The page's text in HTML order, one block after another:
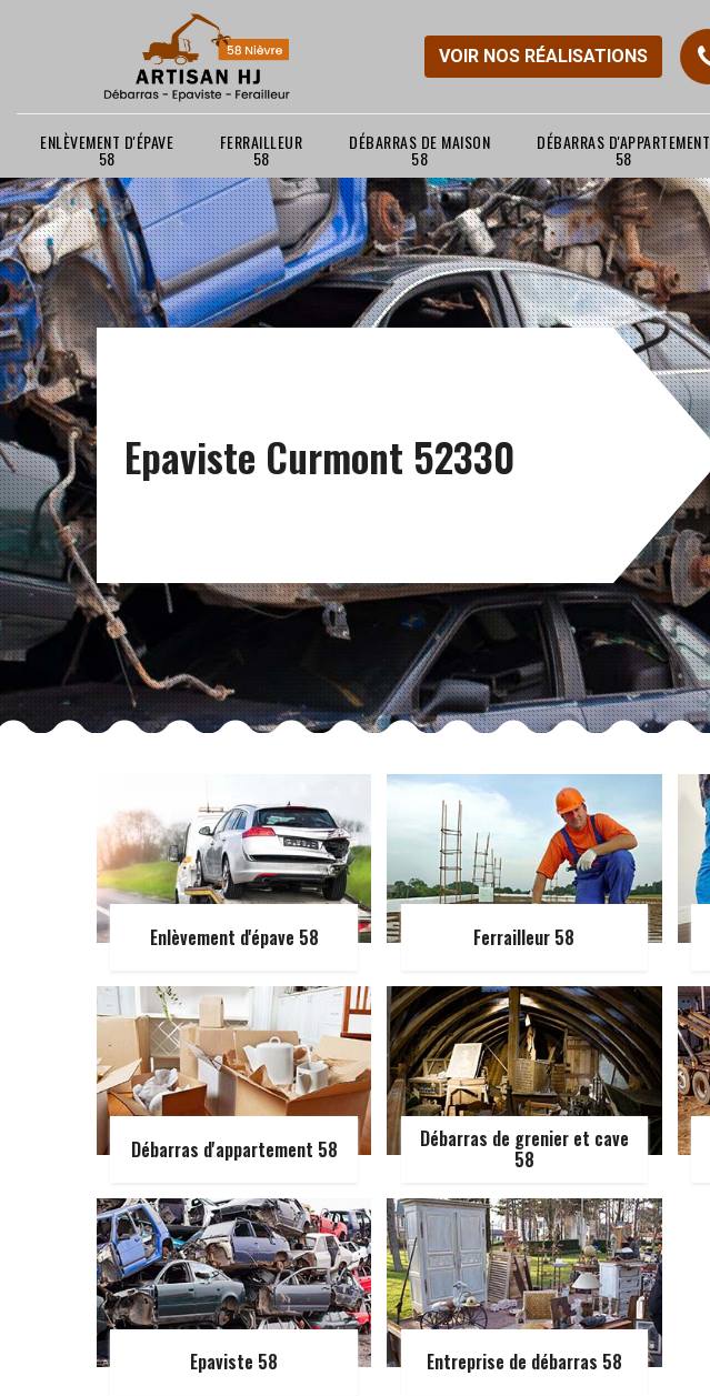
VOIR NOS RÉALISATIONS
ENLÈVEMENT D'ÉPAVE
58
FERRAILLEUR
58
DÉBARRAS DE MAISON
58
DÉBARRAS D'APPARTEMENT
58
Epaviste Curmont 52330
Enlèvement d'épave 58 Ferrailleur 58
Débarras d'appartement 58 Débarras de grenier et cave
58
Epaviste 58 Entreprise de débarras 58